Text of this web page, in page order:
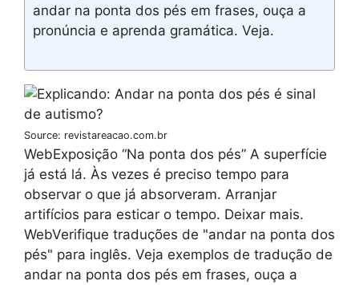
andar na ponta dos pés em frases, ouça a
pronúncia e aprenda gramática. Veja.
Source: revistareacao.com.br
WebExposição “Na ponta dos pés” A superfície
já está lá. Às vezes é preciso tempo para
observar o que já absorveram. Arranjar
artifícios para esticar o tempo. Deixar mais.
WebVerifique traduções de "andar na ponta dos
pés" para inglês. Veja exemplos de tradução de
andar na ponta dos pés em frases, ouça a